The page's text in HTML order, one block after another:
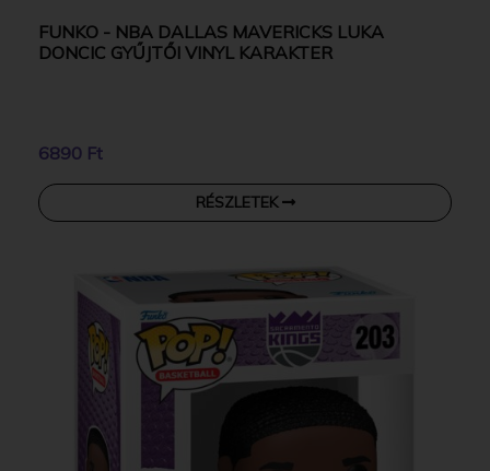
FUNKO - NBA DALLAS MAVERICKS LUKA
DONCIC GYŰJTŐI VINYL KARAKTER
6890 Ft
RÉSZLETEK